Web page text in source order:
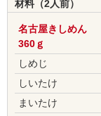
材料（2人前）
名古屋きしめん
360ｇ
しめじ
しいたけ
まいたけ